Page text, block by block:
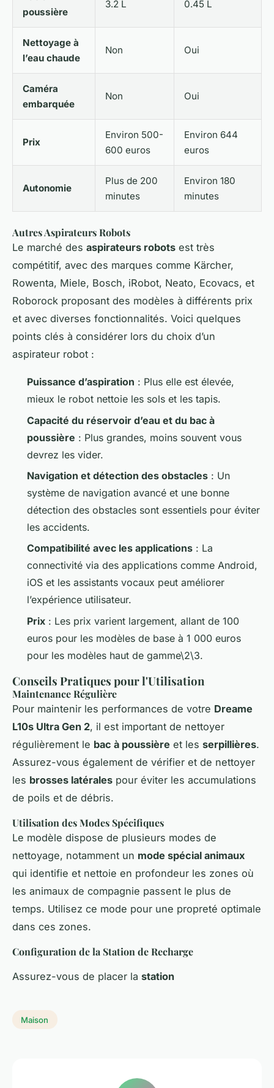
poussière
3.2 L 0.45 L
Nettoyage à
l’eau chaude
Non Oui
Caméra
embarquée
Non Oui
Prix
Environ 500-
600 euros
Environ 644
euros
Autonomie
Plus de 200
minutes
Environ 180
minutes
Autres Aspirateurs Robots
Le marché des aspirateurs robots est très
compétitif, avec des marques comme Kärcher,
Rowenta, Miele, Bosch, iRobot, Neato, Ecovacs, et
Roborock proposant des modèles à différents prix
et avec diverses fonctionnalités. Voici quelques
points clés à considérer lors du choix d’un
aspirateur robot :
Puissance d’aspiration : Plus elle est élevée,
mieux le robot nettoie les sols et les tapis.
Capacité du réservoir d’eau et du bac à
poussière : Plus grandes, moins souvent vous
devrez les vider.
Navigation et détection des obstacles : Un
système de navigation avancé et une bonne
détection des obstacles sont essentiels pour éviter
les accidents.
Compatibilité avec les applications : La
connectivité via des applications comme Android,
iOS et les assistants vocaux peut améliorer
l’expérience utilisateur.
Prix : Les prix varient largement, allant de 100
euros pour les modèles de base à 1 000 euros
pour les modèles haut de gamme\2\3.
Conseils Pratiques pour l'Utilisation
Maintenance Régulière
Pour maintenir les performances de votre Dreame
L10s Ultra Gen 2, il est important de nettoyer
régulièrement le bac à poussière et les serpillières.
Assurez-vous également de vérifier et de nettoyer
les brosses latérales pour éviter les accumulations
de poils et de débris.
Utilisation des Modes Spécifiques
Le modèle dispose de plusieurs modes de
nettoyage, notamment un mode spécial animaux
qui identifie et nettoie en profondeur les zones où
les animaux de compagnie passent le plus de
temps. Utilisez ce mode pour une propreté optimale
dans ces zones.
Configuration de la Station de Recharge
Assurez-vous de placer la station
Maison